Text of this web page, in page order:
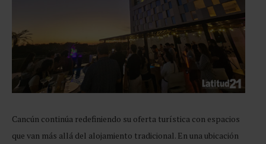
Cancún continúa redefiniendo su oferta turística con espacios
que van más allá del alojamiento tradicional. En una ubicación